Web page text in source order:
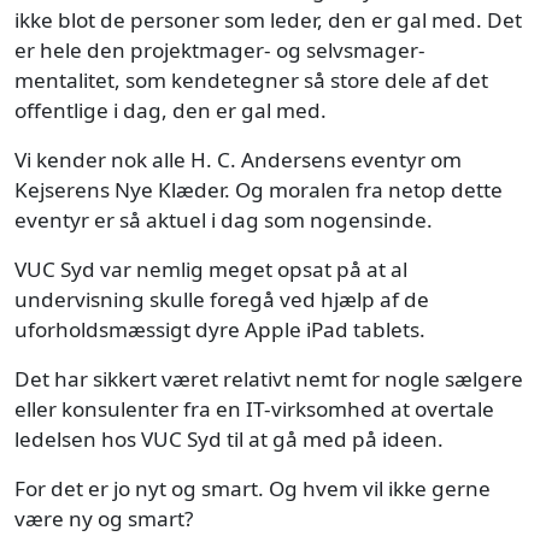
ikke blot de personer som leder, den er gal med. Det
er hele den projektmager- og selvsmager-
mentalitet, som kendetegner så store dele af det
offentlige i dag, den er gal med.
Vi kender nok alle H. C. Andersens eventyr om
Kejserens Nye Klæder. Og moralen fra netop dette
eventyr er så aktuel i dag som nogensinde.
VUC Syd var nemlig meget opsat på at al
undervisning skulle foregå ved hjælp af de
uforholdsmæssigt dyre Apple iPad tablets.
Det har sikkert været relativt nemt for nogle sælgere
eller konsulenter fra en IT-virksomhed at overtale
ledelsen hos VUC Syd til at gå med på ideen.
For det er jo nyt og smart. Og hvem vil ikke gerne
være ny og smart?